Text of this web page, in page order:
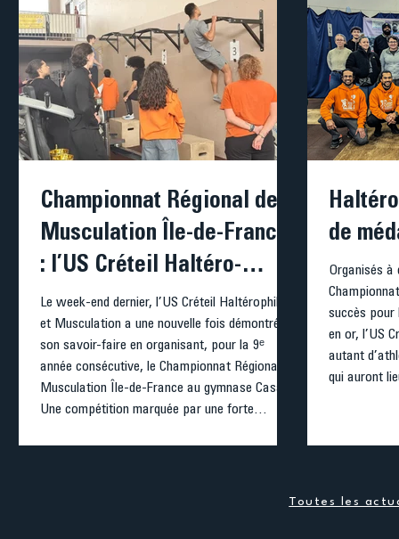
Championnat Régional de
Musculation Île-de-France
: l’US Créteil Haltéro-
Muscu à l’honneur
Le week-end dernier, l’US Créteil Haltérophilie
et Musculation a une nouvelle fois démontré
son savoir-faire en organisant, pour la 9ᵉ
année consécutive, le Championnat Régional de
Musculation Île-de-France au gymnase Casalis.
Une compétition marquée par une forte
de
Organisés à
succès pour
en or, l’US
autant
qui auront
Toutes les